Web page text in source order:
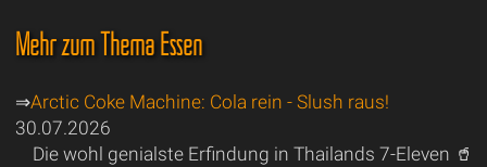
Mehr zum Thema Essen
⇒Arctic Coke Machine: Cola rein - Slush raus!
30.07.2026
Die wohl genialste Erfindung in Thailands 7-Eleven 🥤